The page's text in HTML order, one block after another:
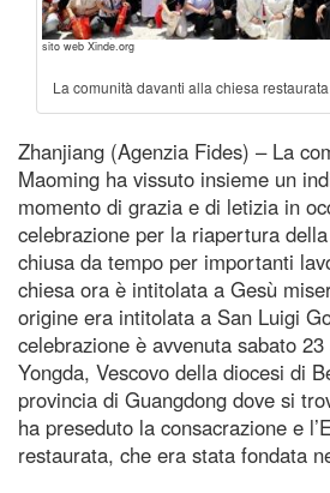
sito web Xinde.org
La comunità davanti alla chiesa restaurata
Zhanjiang (Agenzia Fides) – La
Maoming ha vissuto insieme un
momento di grazia e di letizia in
celebrazione per la riapertura
chiusa da tempo per importanti
chiesa ora è intitolata a Gesù
origine era intitolata a San Luigi
celebrazione è avvenuta sabato
Yongda, Vescovo della diocesi di
provincia di Guangdong dove si
ha preseduto la consacrazione e
restaurata, che era stata fondata